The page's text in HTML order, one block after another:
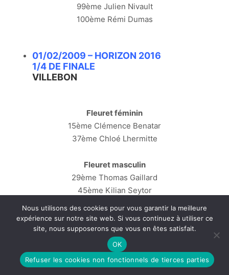
99ème Julien Nivault
100ème Rémi Dumas
01/02/2009 – HORIZON 2016
1/4 DE FINALE
VILLEBON
Fleuret féminin
15ème Clémence Benatar
37ème Chloé Lhermitte
Fleuret masculin
29ème Thomas Gaillard
45ème Kilian Seytor
49ème Amaury Eich Gozzi
.
LE 23/11/2008 – HORIZON 2016
Nous utilisons des cookies pour vous garantir la meilleure
expérience sur notre site web. Si vous continuez à utiliser ce
site, nous supposerons que vous en êtes satisfait.
OK
Refuser les cookies non fonctionnels de tierces parties